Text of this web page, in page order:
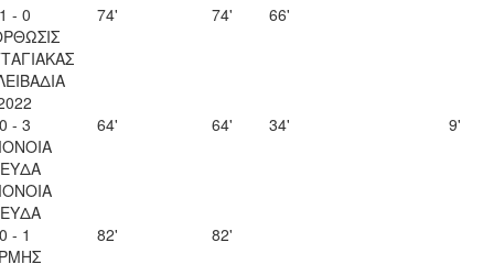
- 0
74' 74' 66'
- 3
64' 64' 34' 9'
- 1
82' 82'